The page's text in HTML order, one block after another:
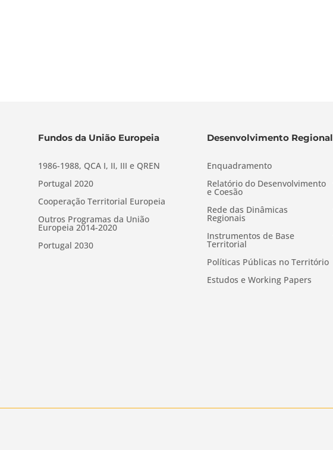
Fundos da União Europeia
1986-1988, QCA I, II, III e QREN
Portugal 2020
Cooperação Territorial Europeia
Outros Programas da União
Europeia 2014-2020
Portugal 2030
Desenvolvimento Regional
Enquadramento
Relatório do Desenvolvimento
e Coesão
Rede das Dinâmicas
Regionais
Instrumentos de Base
Territorial
Políticas Públicas no Território
Estudos e Working Papers